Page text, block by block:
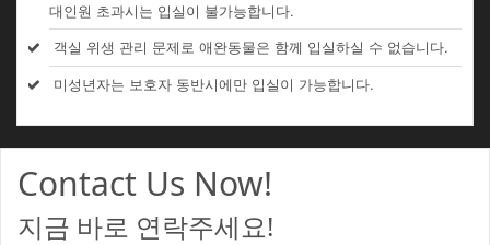
대인원 초과시는 입실이 불가능합니다.
객실 위생 관리 문제로 애완동물은 함께 입실하실 수 없습니다.
미성년자는 보호자 동반시에만 입실이 가능합니다.
Contact Us Now!
지금 바로 연락주세요!